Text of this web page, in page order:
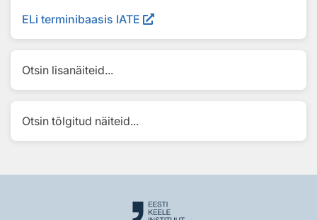
ELi terminibaasis IATE
Otsin lisanäiteid...
Otsin tõlgitud näiteid...